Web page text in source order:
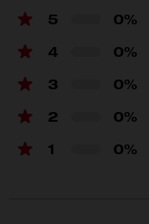
5 0%
4 0%
3 0%
2 0%
1 0%